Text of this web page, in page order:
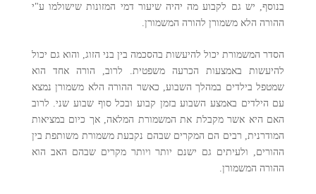
בנוסף, יש גם לקבוע מה יהיה שיעור דמי המזונות שישולמו ע"י
ההורה הלא משמורן להורה המשמורן.
הסדר המשמורת יכול להיעשות בהסכמה בין בני הזוג, והוא גם יכול
להיעשות באמצעות הכרעה משפטית. לרוב, הורה אחד הוא
שמטפל בילדים במהלך השבוע, כאשר ההורה הלא משמורן נמצא
עם הילדים באמצע השבוע בזמן קבוע ובכל סוף שבוע שני. לרוב
האם היא אשר מקבלת את המשמורת המלאה, אך כיום במציאות
המודרנית, רבים הם המקרים שבהם נקבעת משמורת משותפת בין
ההורים, ולעיתים גם ישנם יותר ויותר מקרים שבהם האב הוא
ההורה המשמורן.